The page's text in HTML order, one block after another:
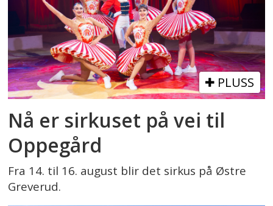
PLUSS
Nå er sirkuset på vei til
Oppegård
Fra 14. til 16. august blir det sirkus på Østre
Greverud.